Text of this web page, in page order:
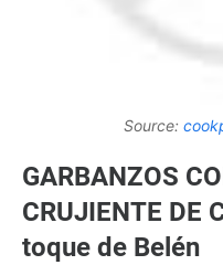
Source:
GARBANZOS
CRUJIENTE DE
toque de Belén